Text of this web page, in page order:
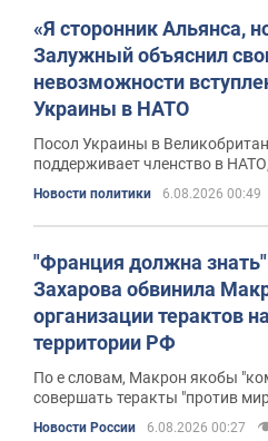
«Я сторонник Альянса,
Залужный объяснил
невозможности
Украины в НАТО
Посол Украины в
поддерживает членство в
Альянсу необходима
Новости политики 6.08.2026 00:49
"Франция должна
Захарова обвинила
организации терактов на
территории РФ
По е словам, Макрон якобы
совершать теракты "против
Новости России 6.08.2026 00:27